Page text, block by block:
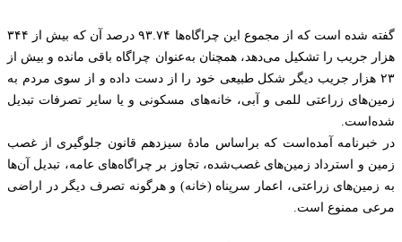
گفته شده است که از مجموع این چراگاه‌ها ۹۳.۷۴ درصد آن که بیش از ۳۴۴
هزار جریب را تشکیل می‌دهد، همچنان به‌عنوان چراگاه باقی مانده و بیش از
۲۳ هزار جریب دیگر شکل طبیعی خود را از دست داده و از سوی مردم به
زمین‌های زراعتی للمی و آبی، خانه‌های مسکونی و یا سایر تصرفات تبدیل
شده‌است.
در خبرنامه آمده‌است که براساس مادۀ سیزدهم قانون جلوگیری از غصب
زمین و استرداد زمین‌های غصب‌شده، تجاوز بر چراگاه‌های عامه، تبدیل آن‌ها
به زمین‌های زراعتی، اعمار سرپناه (خانه) و هرگونه تصرف دیگر در اراضی
مرعی ممنوع است.